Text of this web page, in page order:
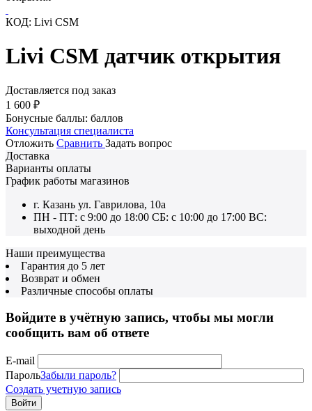
КОД: Livi CSM
Livi CSM датчик открытия
Доставляется под заказ
1 600 ₽
Бонусные баллы: баллов
Консультация специалиста
Отложить Сравнить Задать вопрос
Доставка
Варианты оплаты
График работы магазинов
г. Казань ул. Гаврилова, 10а
ПН - ПТ: с 9:00 до 18:00 СБ: с 10:00 до 17:00 ВС:
выходной день
Наши преимущества
Гарантия до 5 лет
Возврат и обмен
Различные способы оплаты
Войдите в учётную запись, чтобы мы могли
сообщить вам об ответе
E-mail
ПарольЗабыли пароль?
Создать учетную запись
Войти